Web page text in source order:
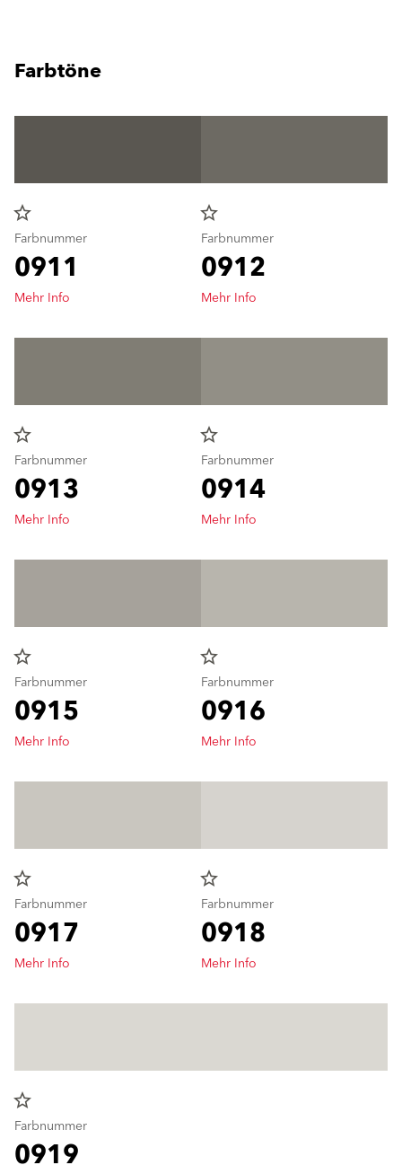
Farbtöne
star_border
Farbnummer
0911
Mehr Info
star_border
Farbnummer
0912
Mehr Info
star_border
Farbnummer
0913
Mehr Info
star_border
Farbnummer
0914
Mehr Info
star_border
Farbnummer
0915
Mehr Info
star_border
Farbnummer
0916
Mehr Info
star_border
Farbnummer
0917
Mehr Info
star_border
Farbnummer
0918
Mehr Info
star_border
Farbnummer
0919